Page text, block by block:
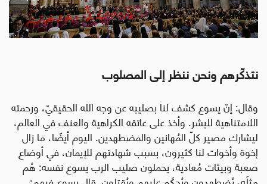
نتذكّرهم ونحن ننظر إلى المصلوب
وقال: إنّ يسوع كشف لنا بصليبه عن وجه الله الحقيقيّ، ورحمته
اللامتناهية للبشر. وأخذ على عاتقه الكراهية والعنف في العالم،
ليشارك مصير كلّ المُهانين والمضطهدين. اليوم أيضًا، ما زال
إخوة وأخوات لنا كثيرون، بسبب شهادتهم للإيمان، في أوضاع
صعبة وبيئات مُعادية، يحملون صليب الرب يسوع نفسه: هُم